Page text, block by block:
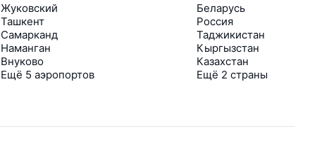
Жуковский
Ташкент
Самарканд
Наманган
Внуково
Ещё 5 аэропортов
Беларусь
Россия
Таджикистан
Кыргызстан
Казахстан
Ещё 2 страны